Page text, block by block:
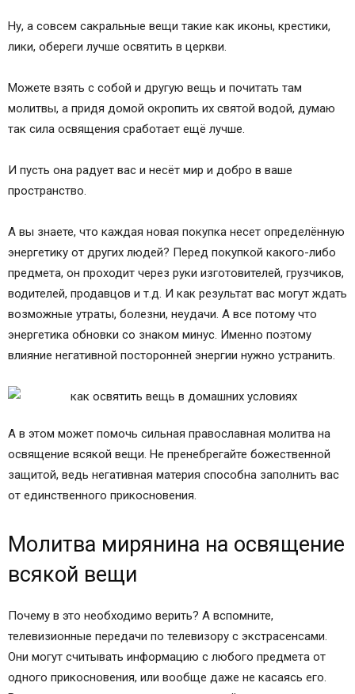
Ну, а совсем сакральные вещи такие как иконы, крестики,
лики, обереги лучше освятить в церкви.
Можете взять с собой и другую вещь и почитать там
молитвы, а придя домой окропить их святой водой, думаю
так сила освящения сработает ещё лучше.
И пусть она радует вас и несёт мир и добро в ваше
пространство.
А вы знаете, что каждая новая покупка несет определённую
энергетику от других людей? Перед покупкой какого-либо
предмета, он проходит через руки изготовителей, грузчиков,
водителей, продавцов и т.д. И как результат вас могут ждать
возможные утраты, болезни, неудачи. А все потому что
энергетика обновки со знаком минус. Именно поэтому
влияние негативной посторонней энергии нужно устранить.
А в этом может помочь сильная православная молитва на
освящение всякой вещи. Не пренебрегайте божественной
защитой, ведь негативная материя способна заполнить вас
от единственного прикосновения.
Молитва мирянина на освящение
всякой вещи
Почему в это необходимо верить? А вспомните,
телевизионные передачи по телевизору с экстрасенсами.
Они могут считывать информацию с любого предмета от
одного прикосновения, или вообще даже не касаясь его.